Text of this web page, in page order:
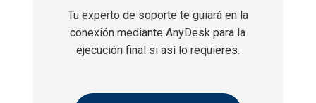
Tu experto de soporte te guiará en la
conexión mediante AnyDesk para la
ejecución final si así lo requieres.